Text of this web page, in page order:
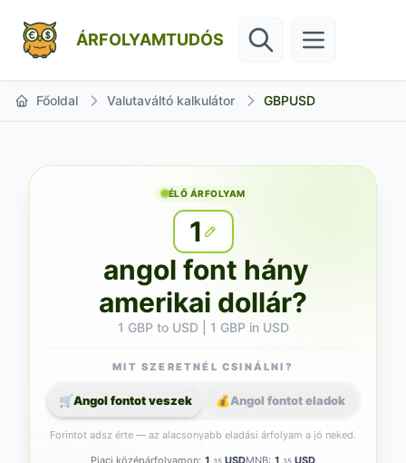
ÁRFOLYAMTUDÓS
Főoldal Valutaváltó kalkulátor GBPUSD
ÉLŐ ÁRFOLYAM
1
angol font hány
amerikai dollár?
1 GBP to USD | 1 GBP in USD
Piaci középárfolyamon: 1 ,35 USDMNB: 1 ,35 USD
MIT SZERETNÉL CSINÁLNI?
🛒Angol fontot veszek 💰Angol fontot eladok
Forintot adsz érte — az alacsonyabb eladási árfolyam a jó neked.